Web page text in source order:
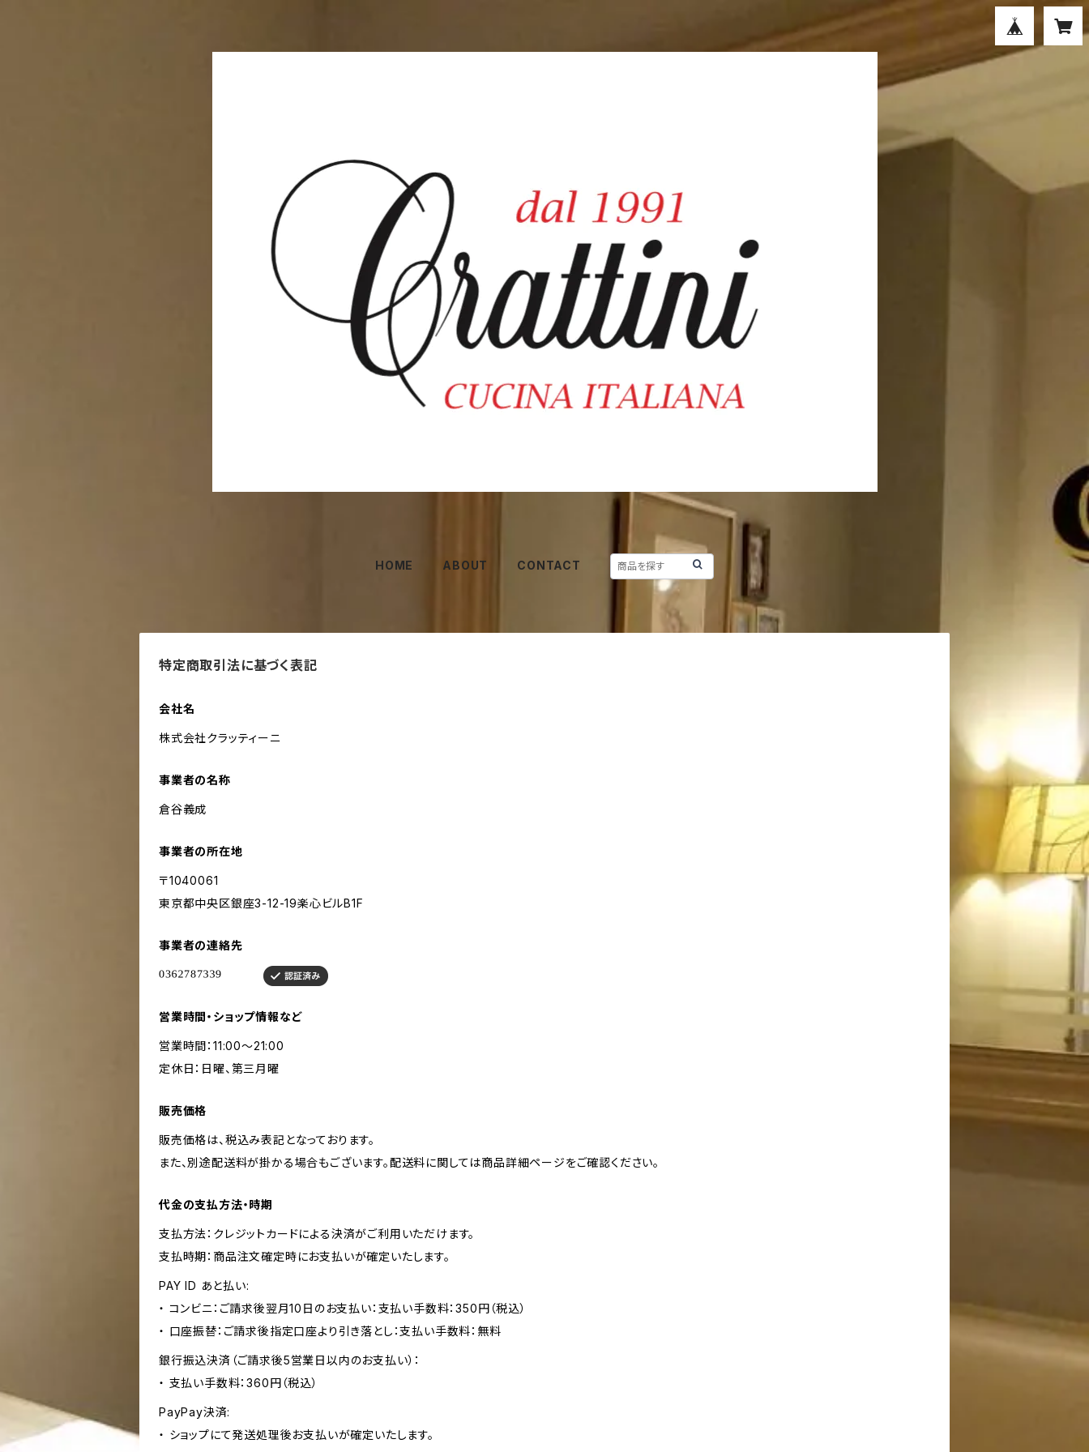
HOME ABOUT CONTACT
特定商取引法に基づく表記
会社名
株式会社クラッティーニ
事業者の名称
倉谷義成
事業者の所在地
〒1040061
東京都中央区銀座3-12-19楽心ビルB1F
事業者の連絡先
営業時間・ショップ情報など
営業時間：11:00〜21:00
定休日：日曜、第三月曜
販売価格
販売価格は、税込み表記となっております。
また、別途配送料が掛かる場合もございます。配送料に関しては商品詳細ページをご確認ください。
代金の支払方法・時期
支払方法：クレジットカードによる決済がご利用いただけます。
支払時期：商品注文確定時にお支払いが確定いたします。
PAY ID あと払い:
・ コンビニ：ご請求後翌月10日のお支払い：支払い手数料：350円（税込）
・ 口座振替：ご請求後指定口座より引き落とし：支払い手数料：無料
銀行振込決済（ご請求後5営業日以内のお支払い）：
・ 支払い手数料：360円（税込）
PayPay決済:
・ ショップにて発送処理後お支払いが確定いたします。